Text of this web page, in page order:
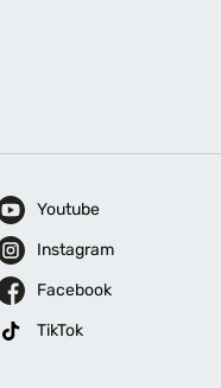
Youtube
Instagram
Facebook
TikTok